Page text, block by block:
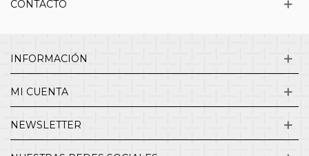
CONTACTO
INFORMACIÓN
MI CUENTA
NEWSLETTER